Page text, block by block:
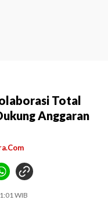
Total
Anggaran
WIB